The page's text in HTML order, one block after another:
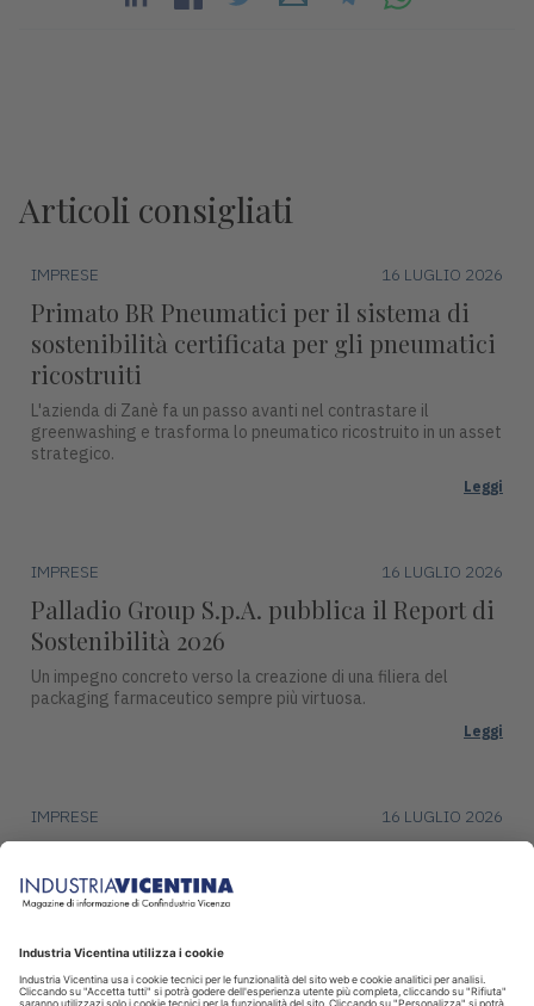
Articoli consigliati
IMPRESE 16 LUGLIO 2026
Primato BR Pneumatici per il sistema di
sostenibilità certificata per gli pneumatici
ricostruiti
L'azienda di Zanè fa un passo avanti nel contrastare il
greenwashing e trasforma lo pneumatico ricostruito in un asset
strategico.
Leggi
IMPRESE 16 LUGLIO 2026
Palladio Group S.p.A. pubblica il Report di
Sostenibilità 2026
Un impegno concreto verso la creazione di una filiera del
packaging farmaceutico sempre più virtuosa.
Leggi
IMPRESE 16 LUGLIO 2026
dentistico del futuro
intelligenti per il settore dentale.
Leggi